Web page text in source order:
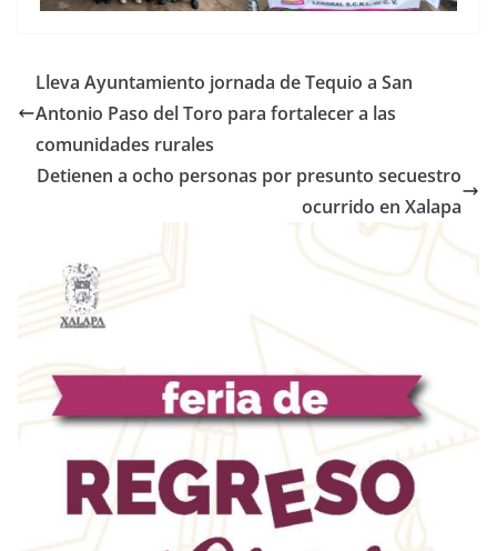
Lleva Ayuntamiento jornada de Tequio a San
Antonio Paso del Toro para fortalecer a las
comunidades rurales
Detienen a ocho personas por presunto secuestro
ocurrido en Xalapa